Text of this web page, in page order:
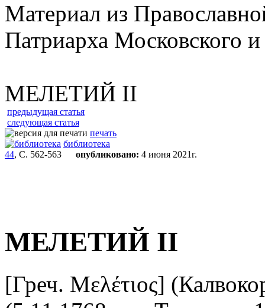
Материал из
Патриарха Московского
МЕЛЕТИЙ II
предыдущая статья
следующая статья
печать
библиотека
44, С. 562-563 опубликовано: 4 июня 2021г.
МЕЛЕТИЙ II
[Греч. Μελέτιος]